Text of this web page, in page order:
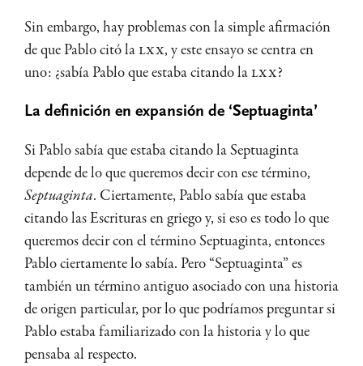
Sin embargo, hay problemas con la simple afirmación
de que Pablo citó laLXX, y este ensayo se centra en
uno: ¿sabía Pablo que estaba citando laLXX?
La definición en expansión de ‘Septuaginta’
Si Pablo sabía que estaba citando la Septuaginta
depende de lo que queremos decir con ese término,
Septuaginta. Ciertamente, Pablo sabía que estaba
citando las Escrituras en griego y, si eso es todo lo que
queremos decir con el término Septuaginta, entonces
Pablo ciertamente lo sabía. Pero “Septuaginta” es
también un término antiguo asociado con una historia
de origen particular, por lo que podríamos preguntar si
Pablo estaba familiarizado con la historia y lo que
pensaba al respecto.